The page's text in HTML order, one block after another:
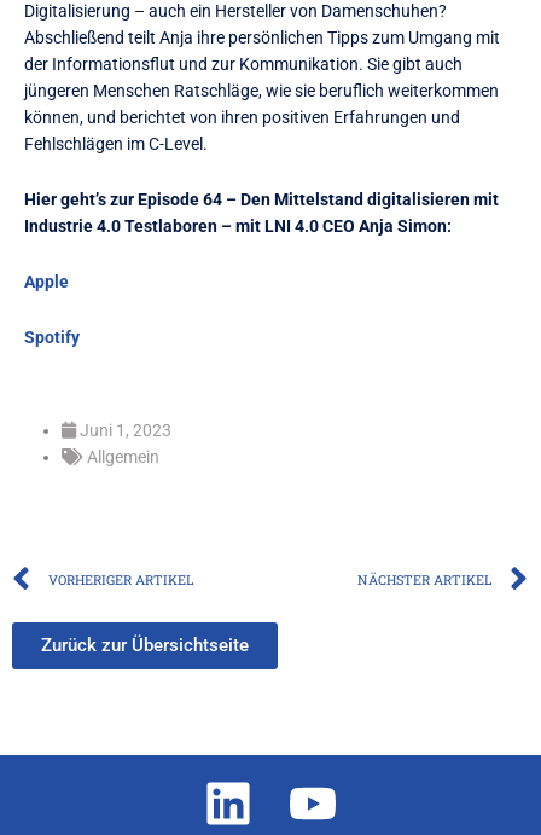
Digitalisierung – auch ein Hersteller von Damenschuhen?
Abschließend teilt Anja ihre persönlichen Tipps zum Umgang mit
der Informationsflut und zur Kommunikation. Sie gibt auch
jüngeren Menschen Ratschläge, wie sie beruflich weiterkommen
können, und berichtet von ihren positiven Erfahrungen und
Fehlschlägen im C-Level.
Hier geht’s zur Episode 64 – Den Mittelstand digitalisieren mit
Industrie 4.0 Testlaboren – mit LNI 4.0 CEO Anja Simon:
Apple
Spotify
Juni 1, 2023
Allgemein
Prev
VORHERIGER ARTIKEL NÄCHSTER ARTIKEL
Zurück zur Übersichtseite